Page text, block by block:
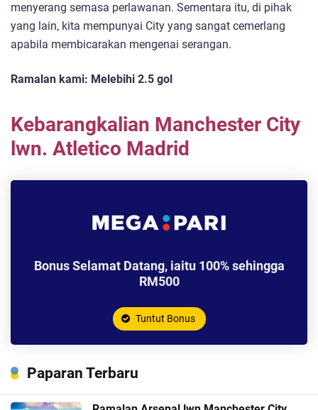
menyerang semasa perlawanan. Sementara itu, di pihak
yang lain, kita mempunyai City yang sangat cemerlang
apabila membicarakan mengenai serangan.
Ramalan kami: Melebihi 2.5 gol
Kebarangkalian Manchester City
lwn. Atletico Madrid
Bonus Selamat Datang, iaitu 100% sehingga
RM500
Tuntut Bonus
Paparan Terbaru